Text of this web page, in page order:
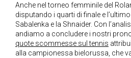
Anche nel torneo femminile del
disputando i quarti di finale e
Sabalenka e la Shnaider. Con
andiamo a concludere i nostri
quote scommesse sul tennis
alla campionessa bielorussa, che